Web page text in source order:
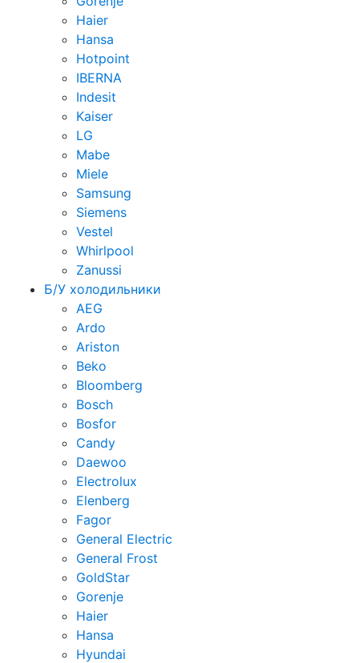
Haier
Hansa
Hotpoint
IBERNA
Indesit
Kaiser
LG
Mabe
Miele
Samsung
Siemens
Vestel
Whirlpool
Zanussi
Б/У холодильники
AEG
Ardo
Ariston
Beko
Bloomberg
Bosch
Bosfor
Candy
Daewoo
Electrolux
Elenberg
Fagor
General Electric
General Frost
GoldStar
Gorenje
Haier
Hansa
Hyundai